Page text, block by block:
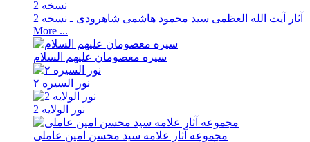
آثار آیت الله العظمی سید محمود هاشمی شاهرودی ـ نسخه 2
More ...
سیره معصومان علیهم السلام
نور السیره ۲
نور الولایه 2
مجموعه آثار علامه سید محسن امین عاملی